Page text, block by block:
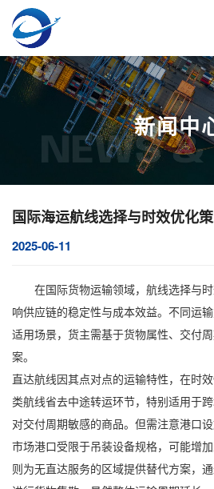
新闻中
NEWS &
国际海运航线选择与时效优化
2025-06-11
在国际货物运输领域，航线选择与
响供应链的稳定性与成本效益。不同运
适用场景，货主需基于货物属性、交付
案。
直达航线因其点对点的运输特性，在时
类航线省去中途转运环节，特别适用于
对交付周期敏感的商品。但需注意港口
市场港口受限于吊装设备规格，可能增
则为无直达服务的区域提供替代方案，